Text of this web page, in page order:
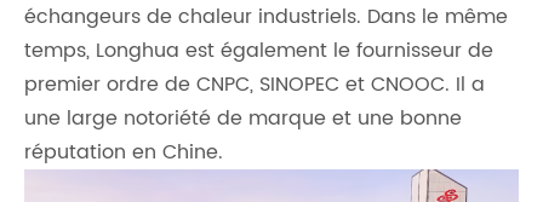
échangeurs de chaleur industriels. Dans le même
temps, Longhua est également le fournisseur de
premier ordre de CNPC, SINOPEC et CNOOC. Il a
une large notoriété de marque et une bonne
réputation en Chine.